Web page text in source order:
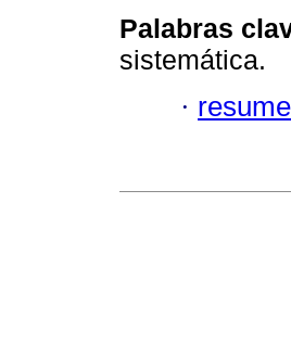
Palabras
sistemática.
·